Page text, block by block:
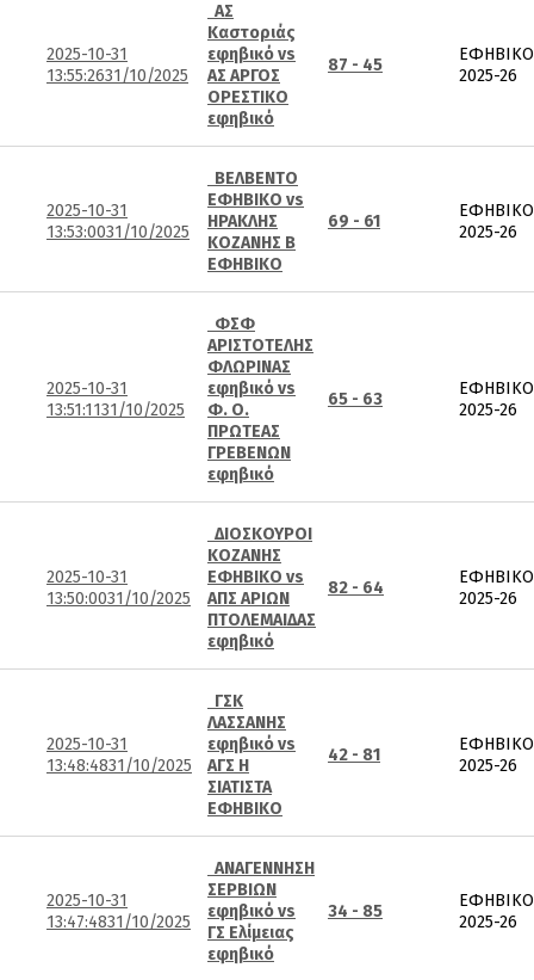
2025-10-31
13:55:2631/10/2025
ΑΣ
Καστοριάς
εφηβικό vs
ΑΣ ΑΡΓΟΣ
ΟΡΕΣΤΙΚΟ
εφηβικό
87 - 45
ΕΦΗΒΙΚΟ
2025-26
2025-10-31
13:53:0031/10/2025
ΒΕΛΒΕΝΤΟ
ΕΦΗΒΙΚΟ vs
ΗΡΑΚΛΗΣ
ΚΟΖΑΝΗΣ Β
ΕΦΗΒΙΚΟ
69 - 61
ΕΦΗΒΙΚΟ
2025-26
2025-10-31
13:51:1131/10/2025
ΦΣΦ
ΑΡΙΣΤΟΤΕΛΗΣ
ΦΛΩΡΙΝΑΣ
εφηβικό vs
Φ. Ο.
ΠΡΩΤΕΑΣ
ΓΡΕΒΕΝΩΝ
εφηβικό
65 - 63
ΕΦΗΒΙΚΟ
2025-26
2025-10-31
13:50:0031/10/2025
ΔΙΟΣΚΟΥΡΟΙ
ΚΟΖΑΝΗΣ
ΕΦΗΒΙΚΟ vs
ΑΠΣ ΑΡΙΩΝ
ΠΤΟΛΕΜΑΙΔΑΣ
εφηβικό
82 - 64
ΕΦΗΒΙΚΟ
2025-26
2025-10-31
13:48:4831/10/2025
ΓΣΚ
ΛΑΣΣΑΝΗΣ
εφηβικό vs
ΑΓΣ Η
ΣΙΑΤΙΣΤΑ
ΕΦΗΒΙΚΟ
42 - 81
ΕΦΗΒΙΚΟ
2025-26
2025-10-31
13:47:4831/10/2025
ΑΝΑΓΕΝΝΗΣΗ
ΣΕΡΒΙΩΝ
εφηβικό vs
ΓΣ Ελίμειας
εφηβικό
34 - 85
ΕΦΗΒΙΚΟ
2025-26